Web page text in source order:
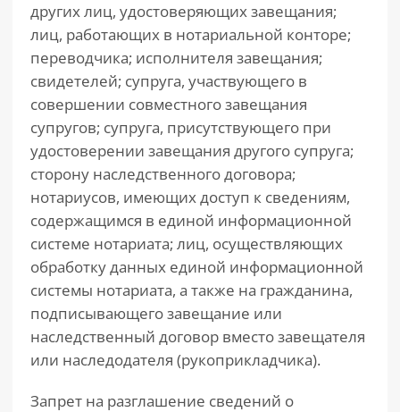
других лиц, удостоверяющих завещания;
лиц, работающих в нотариальной конторе;
переводчика; исполнителя завещания;
свидетелей; супруга, участвующего в
совершении совместного завещания
супругов; супруга, присутствующего при
удостоверении завещания другого супруга;
сторону наследственного договора;
нотариусов, имеющих доступ к сведениям,
содержащимся в единой информационной
системе нотариата; лиц, осуществляющих
обработку данных единой информационной
системы нотариата, а также на гражданина,
подписывающего завещание или
наследственный договор вместо завещателя
или наследодателя (рукоприкладчика).
Запрет на разглашение сведений о